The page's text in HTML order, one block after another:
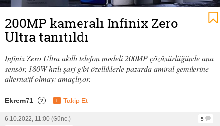
200MP kameralı Infinix Zero
Ultra tanıtıldı
Infinix Zero Ultra akıllı telefon modeli 200MP çözünürlüğünde ana
sensör, 180W hızlı şarj gibi özelliklerle pazarda amiral gemilerine
alternatif olmayı amaçlıyor.
Ekrem71 ? + Takip Et
6.10.2022, 11:00 (Günc.)
5